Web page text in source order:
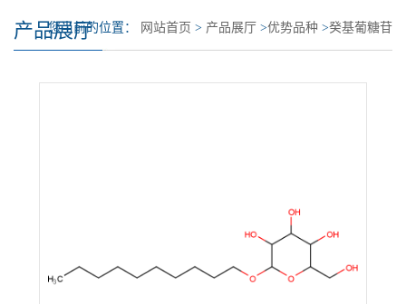
产品展厅
您当前的位置： 网站首页 > 产品展厅 >优势品种 >癸基葡糖苷